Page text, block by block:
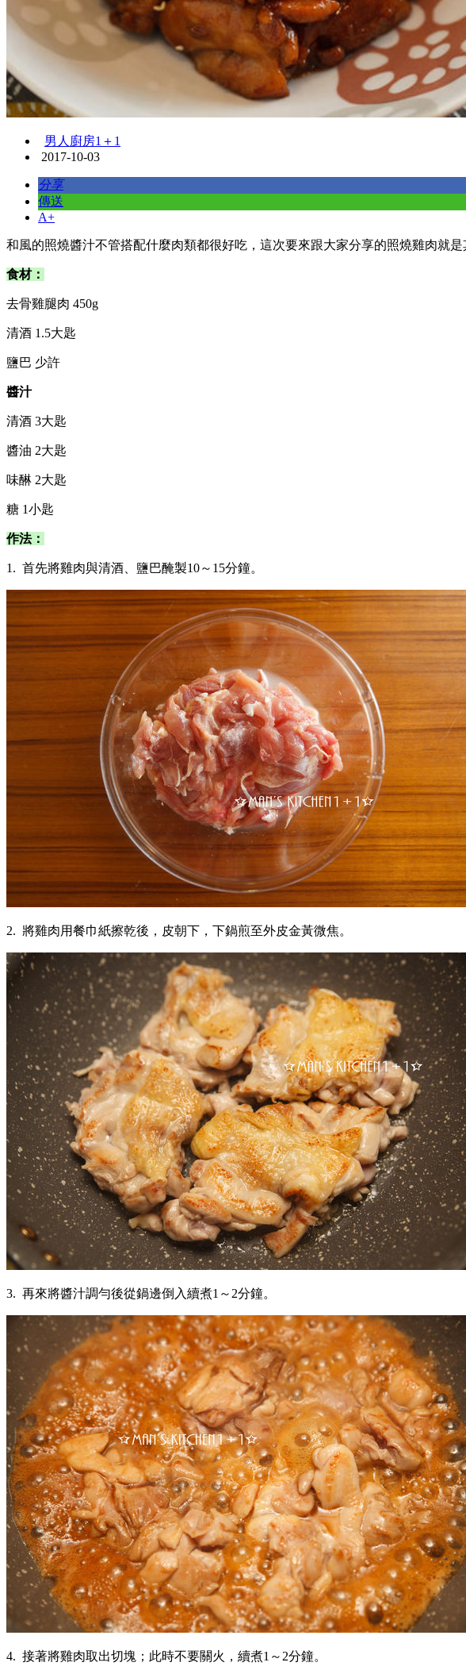
男人廚房1＋1
2017-10-03
分享
傳送
A+
和風的照燒醬汁不管搭配什麼肉類都很好吃，這次要來跟大家分享的照燒雞肉就
食材：
去骨雞腿肉 450g
清酒 1.5大匙
鹽巴 少許
醬汁
清酒 3大匙
醬油 2大匙
味醂 2大匙
糖 1小匙
作法：
1. 首先將雞肉與清酒、鹽巴醃製10～15分鐘。
2. 將雞肉用餐巾紙擦乾後，皮朝下，下鍋煎至外皮金黃微焦。
3. 再來將醬汁調勻後從鍋邊倒入續煮1～2分鐘。
4. 接著將雞肉取出切塊；此時不要關火，續煮1～2分鐘。